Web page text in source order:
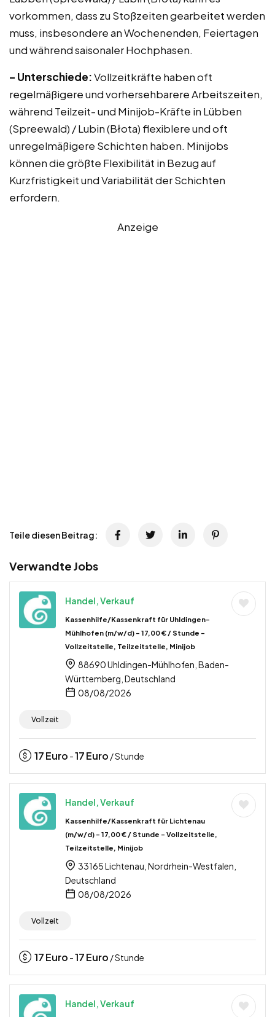
vorkommen, dass zu Stoßzeiten gearbeitet werden
muss, insbesondere an Wochenenden, Feiertagen
und während saisonaler Hochphasen.
– Unterschiede:Vollzeitkräfte haben oft
regelmäßigere und vorhersehbarere Arbeitszeiten,
während Teilzeit- und Minijob-Kräfte in Lübben
(Spreewald) / Lubin (Błota) flexiblere und oft
unregelmäßigere Schichten haben. Minijobs
können die größte Flexibilität in Bezug auf
Kurzfristigkeit und Variabilität der Schichten
erfordern.
Anzeige
Teile diesen Beitrag:
Verwandte Jobs
Handel, Verkauf
Kassenhilfe/Kassenkraft für Uhldingen-
Mühlhofen (m/w/d) – 17,00 € / Stunde –
Vollzeitstelle, Teilzeitstelle, Minijob
88690 Uhldingen-Mühlhofen, Baden-
Württemberg, Deutschland
08/08/2026
Vollzeit
17Euro -17Euro / Stunde
Handel, Verkauf
Kassenhilfe/Kassenkraft für Lichtenau
(m/w/d) – 17,00 € / Stunde – Vollzeitstelle,
Teilzeitstelle, Minijob
33165 Lichtenau, Nordrhein-Westfalen,
Deutschland
08/08/2026
Vollzeit
17Euro -17Euro / Stunde
Handel, Verkauf